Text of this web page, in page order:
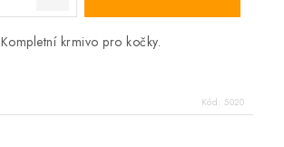
Kompletní krmivo pro kočky.
Kód: 5020